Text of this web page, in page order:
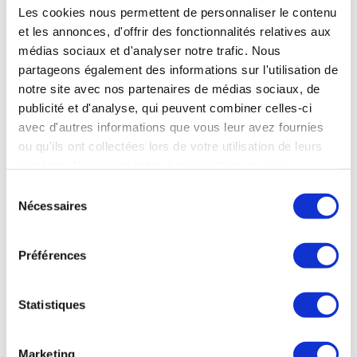
Les cookies nous permettent de personnaliser le contenu
et les annonces, d'offrir des fonctionnalités relatives aux
médias sociaux et d'analyser notre trafic. Nous
partageons également des informations sur l'utilisation de
notre site avec nos partenaires de médias sociaux, de
publicité et d'analyse, qui peuvent combiner celles-ci
avec d'autres informations que vous leur avez fournies
ou qu'ils ont collectées lors de votre utilisation de leurs
Nécessaires
Préférences
Statistiques
Marketing
complément pour se concentrer sur soi. L’eau
n’est pas étrangère au traitement ; nous suivons
la cure de boisson scrupuleusement et
sa composition, adaptée aux maladies, montre
ses effets.
Affections digestives
Claudette, curiste affections digestives
J’ai fait une 1ère cure en rhumatologie à la suite
d’un accident. Les soins dans l’eau avaient